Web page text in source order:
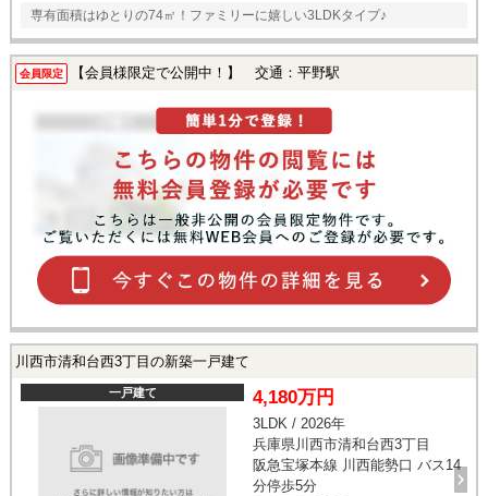
専有面積はゆとりの74㎡！ファミリーに嬉しい3LDKタイプ♪
会員限定 【会員様限定で公開中！】 交通：平野駅
川西市清和台西3丁目の新築一戸建て
一戸建て 4,180万円
3LDK / 2026年
兵庫県川西市清和台西3丁目
阪急宝塚本線 川西能勢口 バス14
分停歩5分